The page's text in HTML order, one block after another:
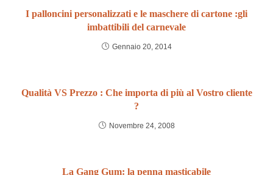
I palloncini personalizzati e le maschere di cartone :gli
imbattibili del carnevale
Gennaio 20, 2014
Qualità VS Prezzo : Che importa di più al Vostro cliente
?
Novembre 24, 2008
La Gang Gum: la penna masticabile